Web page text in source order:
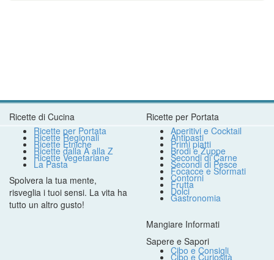
Ricette di Cucina
Ricette per Portata
Ricette Regionali
Ricette Etniche
Ricette dalla A alla Z
Ricette Vegetariane
La Pasta
Spolvera la tua mente,
risveglia i tuoi sensi. La vita ha
tutto un altro gusto!
Ricette per Portata
Aperitivi e Cocktail
Antipasti
Primi piatti
Brodi e Zuppe
Secondi di Carne
Secondi di Pesce
Focacce e Sformati
Contorni
Frutta
Dolci
Gastronomia
Mangiare Informati
Sapere e Sapori
Cibo e Consigli
Cibo e Curiosità